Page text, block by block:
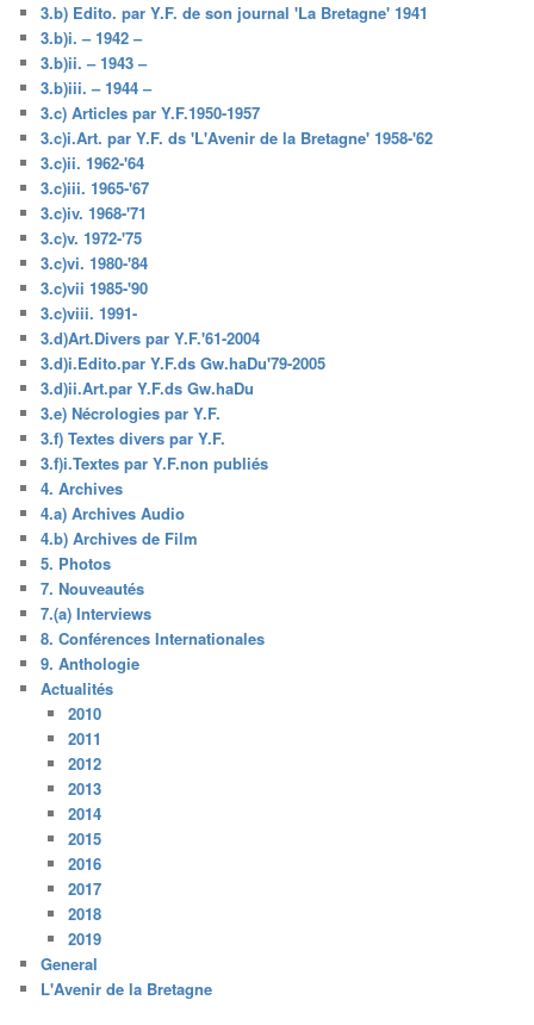
3.b) Edito. par Y.F. de son journal 'La Bretagne' 1941
3.b)i. – 1942 –
3.b)ii. – 1943 –
3.b)iii. – 1944 –
3.c) Articles par Y.F.1950-1957
3.c)i.Art. par Y.F. ds 'L'Avenir de la Bretagne' 1958-'62
3.c)ii. 1962-'64
3.c)iii. 1965-'67
3.c)iv. 1968-'71
3.c)v. 1972-'75
3.c)vi. 1980-'84
3.c)vii 1985-'90
3.c)viii. 1991-
3.d)Art.Divers par Y.F.'61-2004
3.d)i.Edito.par Y.F.ds Gw.haDu'79-2005
3.d)ii.Art.par Y.F.ds Gw.haDu
3.e) Nécrologies par Y.F.
3.f) Textes divers par Y.F.
3.f)i.Textes par Y.F.non publiés
4. Archives
4.a) Archives Audio
4.b) Archives de Film
5. Photos
7. Nouveautés
7.(a) Interviews
8. Conférences Internationales
9. Anthologie
Actualités
2010
2011
2012
2013
2014
2015
2016
2017
2018
2019
General
L'Avenir de la Bretagne